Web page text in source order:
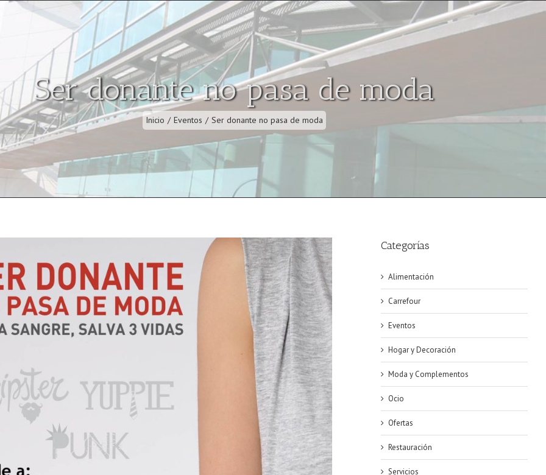
Ser donante no pasa de moda
Inicio / Eventos / Ser donante no pasa de moda
Categorías
Alimentación
Carrefour
Eventos
Hogar y Decoración
Moda y Complementos
Ocio
Ofertas
Restauración
Servicios